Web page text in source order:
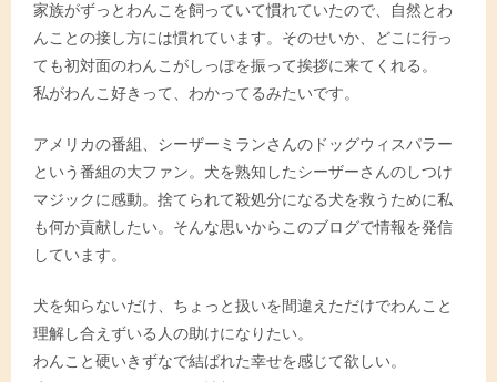
家族がずっとわんこを飼っていて慣れていたので、自然とわ
んことの接し方には慣れています。そのせいか、どこに行っ
ても初対面のわんこがしっぽを振って挨拶に来てくれる。
私がわんこ好きって、わかってるみたいです。
アメリカの番組、シーザーミランさんのドッグウィスパラー
という番組の大ファン。犬を熟知したシーザーさんのしつけ
マジックに感動。捨てられて殺処分になる犬を救うために私
も何か貢献したい。そんな思いからこのブログで情報を発信
しています。
犬を知らないだけ、ちょっと扱いを間違えただけでわんこと
理解し合えずいる人の助けになりたい。
わんこと硬いきずなで結ばれた幸せを感じて欲しい。